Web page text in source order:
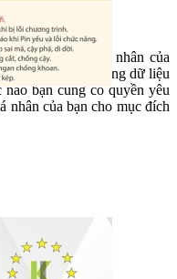
vào dữ liệu cá nhân của
những sai sót trong dữ liệu
bạn cũng có quyền yêu
nhân của bạn cho mục đích